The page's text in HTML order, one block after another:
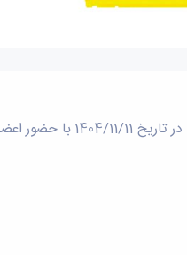
پیرو صورتجلسه نتیجه آراء سومین